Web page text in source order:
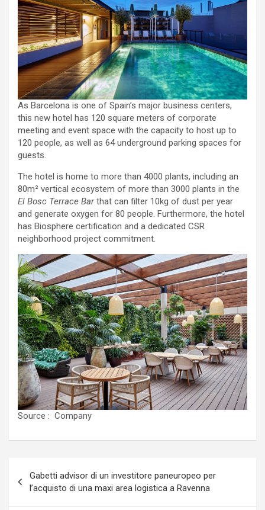
As Barcelona is one of Spain’s major business centers,
this new hotel has 120 square meters of corporate
meeting and event space with the capacity to host up to
120 people, as well as 64 underground parking spaces for
guests.
The hotel is home to more than 4000 plants, including an
80m² vertical ecosystem of more than 3000 plants in the
El Bosc Terrace Barthat can filter 10kg of dust per year
and generate oxygen for 80 people. Furthermore, the hotel
has Biosphere certification and a dedicated CSR
neighborhood project commitment.
Source : Company
articoli
Gabetti advisor di un investitore paneuropeo per
l’acquisto di una maxi area logistica a Ravenna